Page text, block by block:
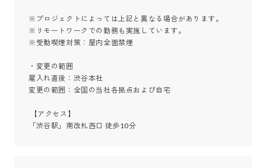
※プロジェクトによっては上記と異なる場合があります。
※リモートワークでの勤務も実施しています。
※受動喫煙対策：屋内全面禁煙
・変更の範囲
雇入れ直後：渋谷本社
変更の範囲：全国の当社各拠点および自宅
「渋谷駅」南改札西口 徒歩10分